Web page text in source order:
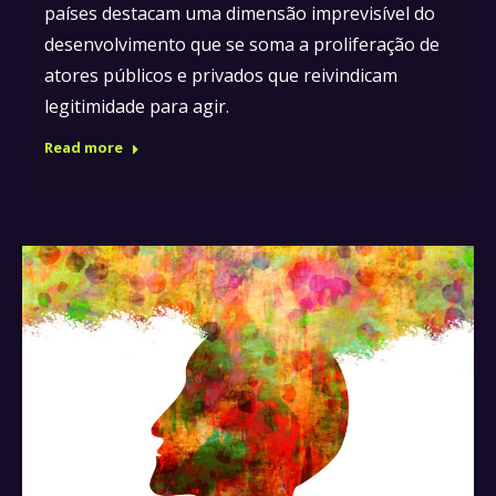
países destacam uma dimensão imprevisível do
desenvolvimento que se soma a proliferação de
atores públicos e privados que reivindicam
legitimidade para agir.
Read more